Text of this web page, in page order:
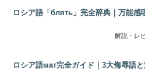
ロシア語「блять」完全辞典｜万能感
解説・レ
ロシア語мат完全ガイド｜3大侮辱語